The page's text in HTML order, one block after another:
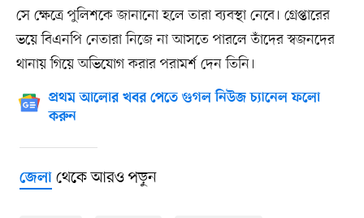
সে ক্ষেত্রে পুলিশকে জানানো হলে তারা ব্যবস্থা নেবে। গ্রেপ্তারের
ভয়ে বিএনপি নেতারা নিজে না আসতে পারলে তাঁদের স্বজনদের
থানায় গিয়ে অভিযোগ করার পরামর্শ দেন তিনি।
প্রথম আলোর খবর পেতে গুগল নিউজ চ্যানেল ফলো
করুন
জেলাথেকে আরও পড়ুন